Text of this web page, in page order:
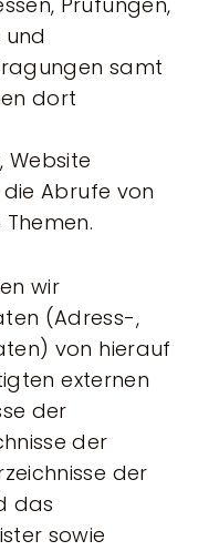
und
samt
dort
Website
Abrufe von
wir
(Adress-,
von hierauf
externen
der
der
der
das
sowie